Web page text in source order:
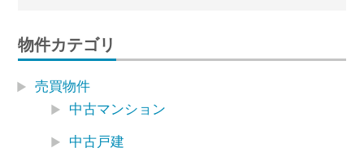
物件カテゴリ
売買物件
中古マンション
中古戸建